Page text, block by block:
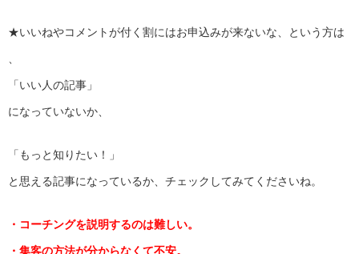
★いいねやコメントが付く割にはお申込みが来ないな、という方は
「いい人の記事」
になっていないか、
「もっと知りたい！」
と思える記事になっているか、チェックしてみてくださいね。
・コーチングを説明するのは難しい。
・集客の方法が分からなくて不安。